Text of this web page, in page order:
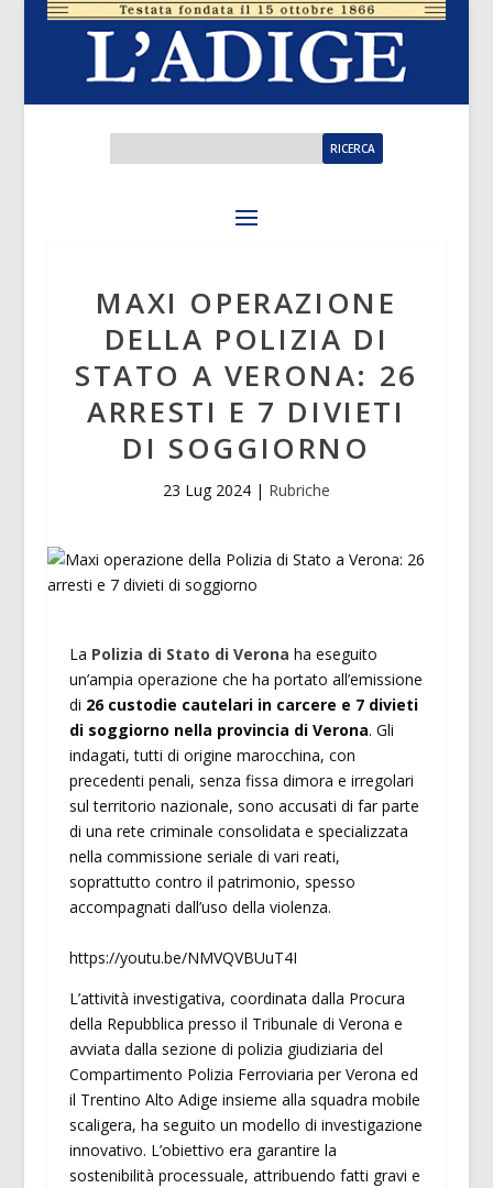
MAXI OPERAZIONE
DELLA POLIZIA DI
STATO A VERONA: 26
ARRESTI E 7 DIVIETI
DI SOGGIORNO
23 Lug 2024| Rubriche
La Polizia di Stato di Verona ha eseguito
un’ampia operazione che ha portato all’emissione
di 26 custodie cautelari in carcere e 7 divieti
di soggiorno nella provincia di Verona. Gli
indagati, tutti di origine marocchina, con
precedenti penali, senza fissa dimora e irregolari
sul territorio nazionale, sono accusati di far parte
di una rete criminale consolidata e specializzata
nella commissione seriale di vari reati,
soprattutto contro il patrimonio, spesso
accompagnati dall’uso della violenza.
https://youtu.be/NMVQVBUuT4I
L’attività investigativa, coordinata dalla Procura
della Repubblica presso il Tribunale di Verona e
avviata dalla sezione di polizia giudiziaria del
Compartimento Polizia Ferroviaria per Verona ed
il Trentino Alto Adige insieme alla squadra mobile
scaligera, ha seguito un modello di investigazione
innovativo. L’obiettivo era garantire la
sostenibilità processuale, attribuendo fatti gravi e